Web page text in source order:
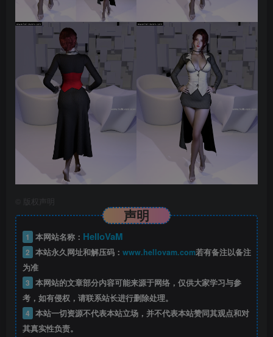
版权声明
声明
1 本网站名称： HelloVaM
2 本站永久网址和解压码： www.hellovam.com若有备注以备注
为准
3 本网站的文章部分内容可能来源于网络，仅供大家学习与参
考，如有侵权，请联系站长进行删除处理。
4 本站一切资源不代表本站立场，并不代表本站赞同其观点和对
其真实性负责。